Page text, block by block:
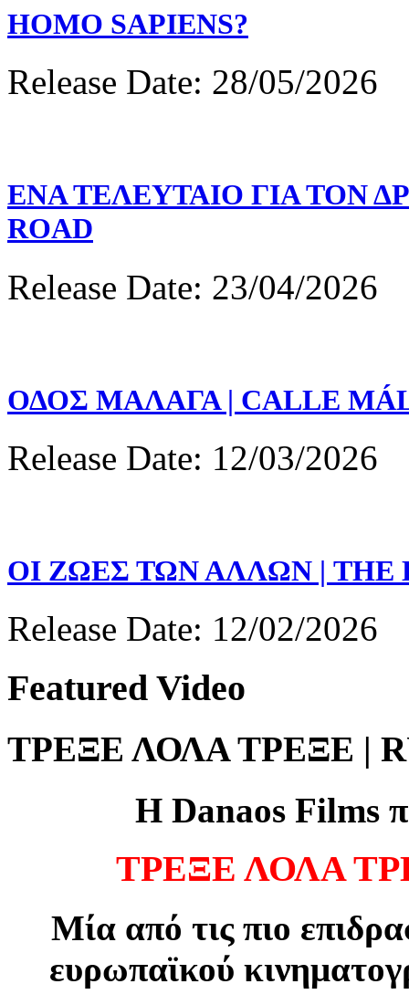
HOMO SAPIENS?
Release Date: 28/05/2026
ΕΝΑ ΤΕΛΕΥΤΑΙΟ ΓΙΑ ΤΟΝ
ROAD
Release Date: 23/04/2026
ΟΔΟΣ ΜΑΛΑΓΑ | CALLE
Release Date: 12/03/2026
ΟΙ ΖΩΕΣ ΤΩΝ ΑΛΛΩΝ | THE
Release Date: 12/02/2026
Featured Video
ΤΡΕΞΕ ΛΟΛΑ ΤΡΕΞΕ |
Η Danaos Films
ΤΡΕΞΕ ΛΟΛΑ
Μία από τις πιο
ευρωπαϊκού